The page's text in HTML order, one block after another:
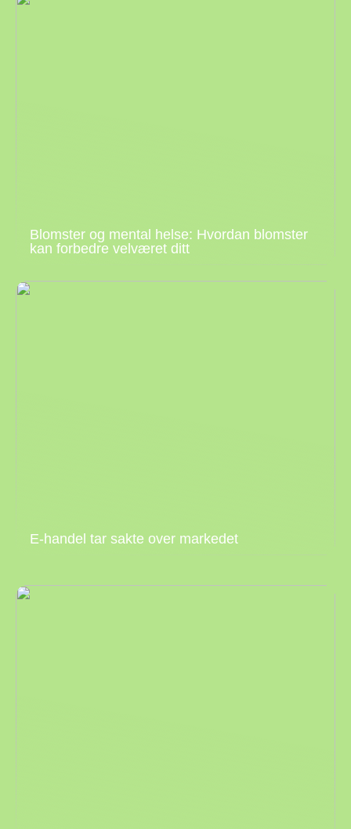
Blomster og mental helse: Hvordan blomster
kan forbedre velværet ditt
E-handel tar sakte over markedet